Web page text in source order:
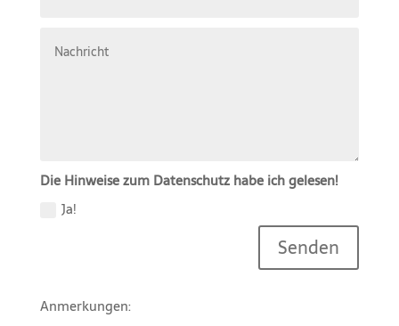
Die Hinweise zum Datenschutz habe ich gelesen!
Ja!
Senden
Anmerkungen: